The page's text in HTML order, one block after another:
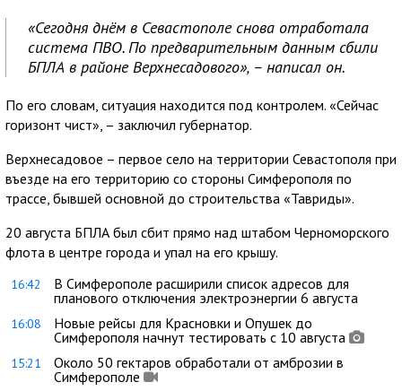
«Сегодня днём в Севастополе снова отработала
система ПВО. По предварительным данным сбили
БПЛА в районе Верхнесадового», – написал он.
По его словам, ситуация находится под контролем. «Сейчас
горизонт чист», – заключил губернатор.
Верхнесадовое – первое село на территории Севастополя при
въезде на его территорию со стороны Симферополя по
трассе, бывшей основной до строительства «Тавриды».
20 августа БПЛА был сбит прямо над штабом Черноморского
флота в центре города и упал на его крышу.
16:42
В Симферополе расширили список адресов для
планового отключения электроэнергии 6 августа
16:08
Новые рейсы для Красновки и Опушек до
Симферополя начнут тестировать с 10 августа
15:21
Около 50 гектаров обработали от амброзии в
Симферополе